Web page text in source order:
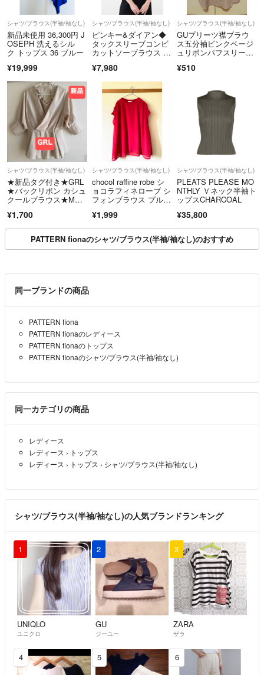
シャツ/ブラウス(半袖/袖なし)
新品未使用 36,300円 J
OSEPH 洗えるシル
ク トップス 36 ブルー
¥19,999
シャツ/ブラウス(半袖/袖なし)
ピンキー&ダイアン◆
タックスリーブコンビ
カットソーブラウス カ
¥7,980
シャツ/ブラウス(半袖/袖なし)
GUプリーツ襟ブラウ
ス五分袖ピンクベージ
ュリボンパフスリー
¥510
シャツ/ブラウス(半袖/袖なし)
★新品タグ付き★GRL
★バックリボン カシュ
クールブラウス★Mサ
¥1,700
シャツ/ブラウス(半袖/袖なし)
chocol raffine robe シ
ョコラフィネローブ シ
フォンブラウス プルオ
¥1,999
シャツ/ブラウス(半袖/袖なし)
PLEATS PLEASE MO
NTHLY Ｖネック半袖ト
ップスCHARCOAL
¥35,800
PATTERN fionaのシャツ/ブラウス(半袖/袖なし)のおすすめ
同一ブランドの商品
PATTERN fiona
PATTERN fionaのレディース
PATTERN fionaのトップス
PATTERN fionaのシャツ/ブラウス(半袖/袖なし)
同一カテゴリの商品
レディース
レディース › トップス
レディース › トップス › シャツ/ブラウス(半袖/袖なし)
シャツ/ブラウス(半袖/袖なし)の人気ブランドランキング
1
UNIQLO
ユニクロ
2
GU
ジーユー
3
ZARA
ザラ
4 5 6